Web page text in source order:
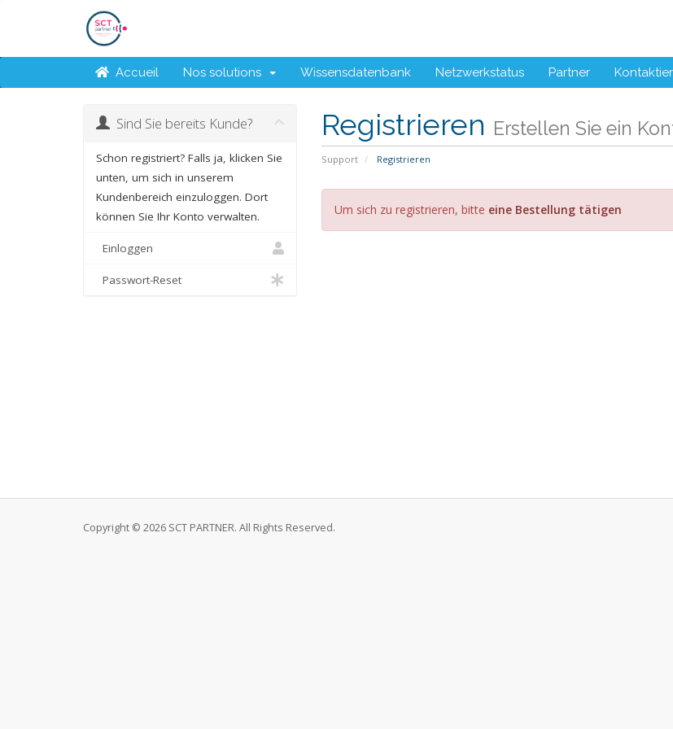
Accueil Nos solutions Wissensdatenbank Netzwerkstatus Partner
Registrieren Erstellen Sie ein
Support Registrieren
Sind Sie bereits Kunde?
Schon registriert? Falls ja, klicken Sie
unten, um sich in unserem
Kundenbereich einzuloggen. Dort
können Sie Ihr Konto verwalten.
Einloggen
Passwort-Reset
Um sich zu registrieren, bitte eine Bestellung tätigen
Copyright © 2026 SCT PARTNER. All Rights Reserved.